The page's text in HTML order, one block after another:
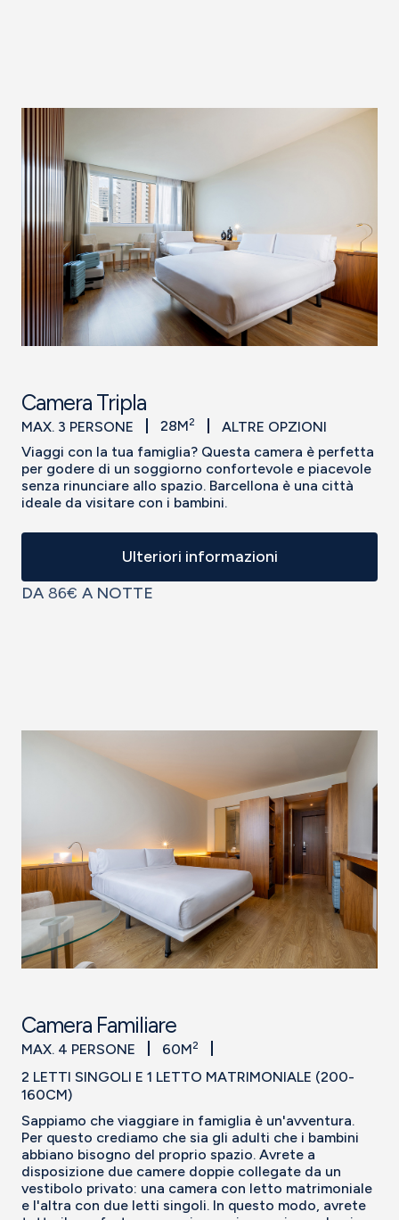
Camera Tripla
Viaggi con la tua famiglia? Questa camera è perfetta
per godere di un soggiorno confortevole e piacevole
senza rinunciare allo spazio. Barcellona è una città
ideale da visitare con i bambini.
Ulteriori informazioni
MAX. 3 PERSONE 28M2 ALTRE OPZIONI
DA 86€ A NOTTE
Camera Familiare
Sappiamo che viaggiare in famiglia è un'avventura.
Per questo crediamo che sia gli adulti che i bambini
abbiano bisogno del proprio spazio. Avrete a
disposizione due camere doppie collegate da un
vestibolo privato: una camera con letto matrimoniale
e l'altra con due letti singoli. In questo modo, avrete
MAX. 4 PERSONE 60M2
2 LETTI SINGOLI E 1 LETTO MATRIMONIALE (200-
160CM)